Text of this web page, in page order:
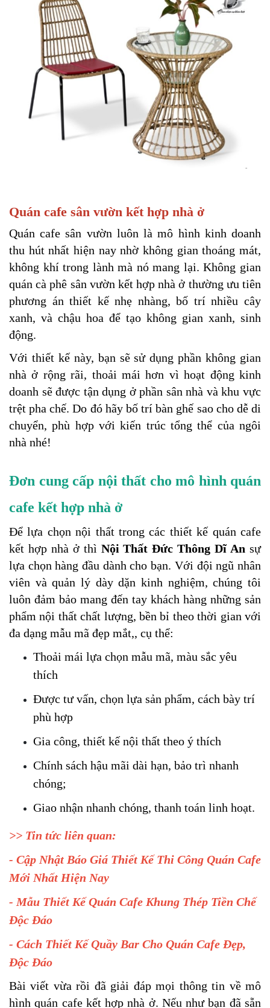
Quán cafe sân vườn kết hợp nhà ở
Quán cafe sân vườn luôn là mô hình kinh doanh
thu hút nhất hiện nay nhờ không gian thoáng mát,
không khí trong lành mà nó mang lại. Không gian
quán cà phê sân vườn kết hợp nhà ở thường ưu tiên
phương án thiết kế nhẹ nhàng, bố trí nhiều cây
xanh, và chậu hoa để tạo không gian xanh, sinh
động.
Với thiết kế này, bạn sẽ sử dụng phần không gian
nhà ở rộng rãi, thoải mái hơn vì hoạt động kinh
doanh sẽ được tận dụng ở phần sân nhà và khu vực
trệt pha chế. Do đó hãy bố trí bàn ghế sao cho dễ di
chuyển, phù hợp với kiến trúc tổng thể của ngôi
nhà nhé!
Đơn cung cấp nội thất cho mô hình quán
cafe kết hợp nhà ở
Để lựa chọn nội thất trong các thiết kế quán cafe
kết hợp nhà ở thì Nội Thất Đức Thông Dĩ An sự
lựa chọn hàng đầu dành cho bạn. Với đội ngũ nhân
viên và quản lý dày dặn kinh nghiệm, chúng tôi
luôn đảm bảo mang đến tay khách hàng những sản
phẩm nội thất chất lượng, bền bỉ theo thời gian với
đa dạng mẫu mã đẹp mắt,, cụ thể:
Thoải mái lựa chọn mẫu mã, màu sắc yêu
thích
Được tư vấn, chọn lựa sản phẩm, cách bày trí
phù hợp
Gia công, thiết kế nội thất theo ý thích
Chính sách hậu mãi dài hạn, bảo trì nhanh
chóng;
Giao nhận nhanh chóng, thanh toán linh hoạt.
>> Tin tức liên quan:
- Cập Nhật Báo Giá Thiết Kế Thi Công Quán Cafe
Mới Nhất Hiện Nay
- Mẫu Thiết Kế Quán Cafe Khung Thép Tiền Chế
Độc Đáo
- Cách Thiết Kế Quầy Bar Cho Quán Cafe Đẹp,
Độc Đáo
Bài viết vừa rồi đã giải đáp mọi thông tin về mô
hình quán cafe kết hợp nhà ở. Nếu như bạn đã sẵn